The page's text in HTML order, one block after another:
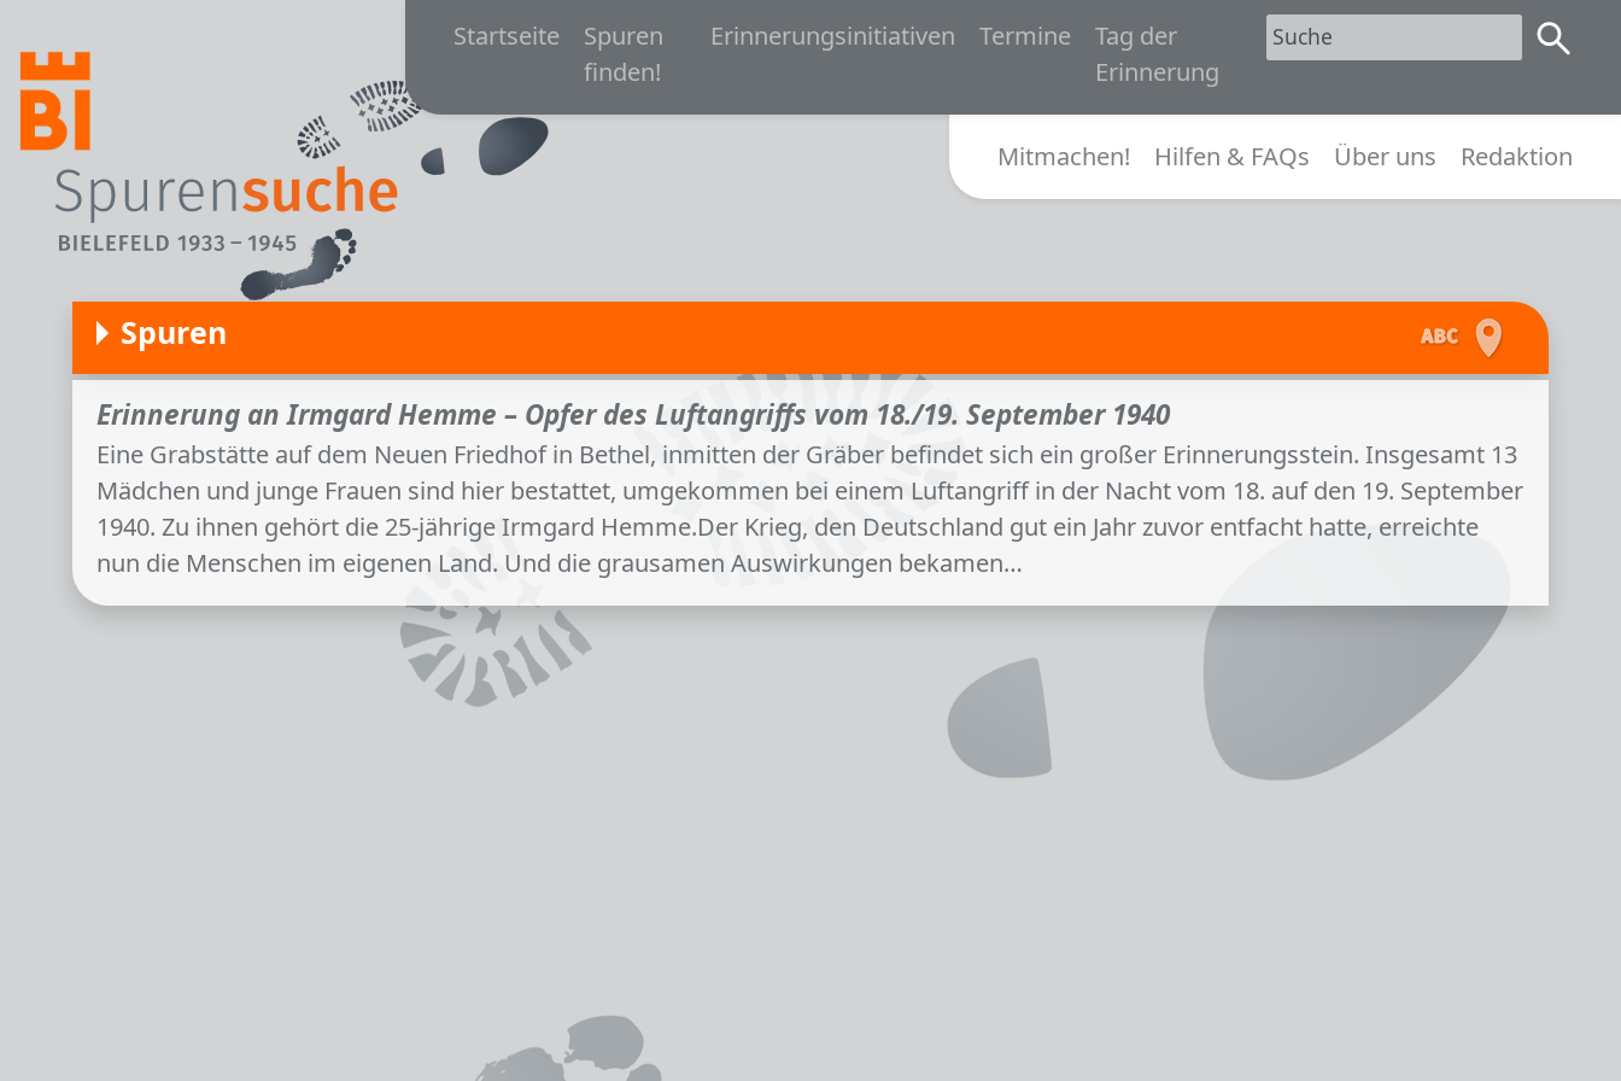
Zur Startseite von Spurensuche Bielefeld 1933-1945
Main navigation
Startseite
Spuren
finden!
Erinnerungsinitiativen Termine
Tag der
Erinnerung
Submenü
Mitmachen! Hilfen & FAQs Über uns Redaktion
Spuren
Erinnerung an Irmgard Hemme – Opfer des Luftangriffs vom 18./19. September 1940
Eine Grabstätte auf dem Neuen Friedhof in Bethel, inmitten der Gräber befindet sich ein großer Erinnerungsstein. Insgesamt 13
Mädchen und junge Frauen sind hier bestattet, umgekommen bei einem Luftangriff in der Nacht vom 18. auf den 19. September
1940. Zu ihnen gehört die 25-jährige Irmgard Hemme.Der Krieg, den Deutschland gut ein Jahr zuvor entfacht hatte, erreichte
nun die Menschen im eigenen Land. Und die grausamen Auswirkungen bekamen…